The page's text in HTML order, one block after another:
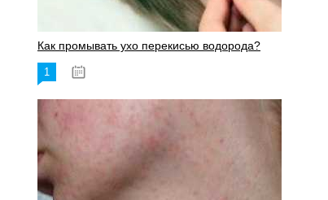
Как промывать ухо перекисью водорода?
1